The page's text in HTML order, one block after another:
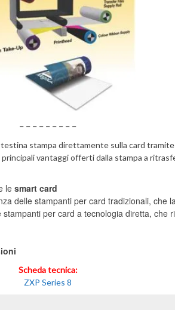
– – – – – – – – –
testina stampa direttamente sulla card
principali vantaggi offerti dalla stampa a
lesmart card
delle stampanti per card tradizionali, che
stampanti per card a tecnologia diretta, che
Scheda tecnica:
ZXP Series 8